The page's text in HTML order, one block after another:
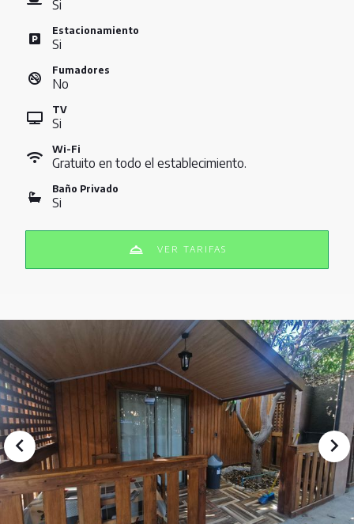
Si
Estacionamiento
Si
Fumadores
No
TV
Si
Wi-Fi
Gratuito en todo el establecimiento.
Baño Privado
Si
VER TARIFAS